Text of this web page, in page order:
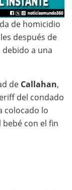
de homicidio
después de
debido a una
de Callahan,
del condado
colocado lo
con el fin